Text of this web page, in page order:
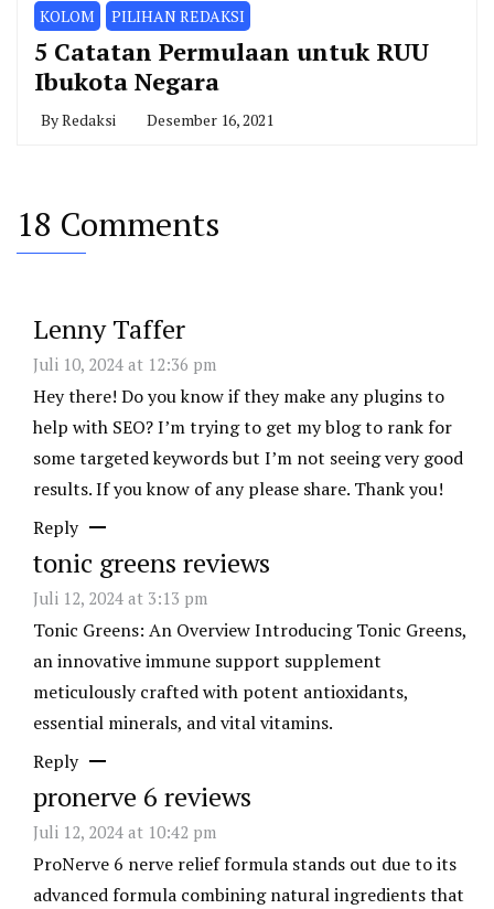
KOLOM PILIHAN REDAKSI
5 Catatan Permulaan untuk RUU
Ibukota Negara
ByRedaksi Desember 16, 2021
18 Comments
Lenny Taffer
Juli 10, 2024 at 12:36 pm
Hey there! Do you know if they make any plugins to
help with SEO? I’m trying to get my blog to rank for
some targeted keywords but I’m not seeing very good
results. If you know of any please share. Thank you!
Reply
tonic greens reviews
Juli 12, 2024 at 3:13 pm
Tonic Greens: An Overview Introducing Tonic Greens,
an innovative immune support supplement
meticulously crafted with potent antioxidants,
essential minerals, and vital vitamins.
Reply
pronerve 6 reviews
Juli 12, 2024 at 10:42 pm
ProNerve 6 nerve relief formula stands out due to its
advanced formula combining natural ingredients that